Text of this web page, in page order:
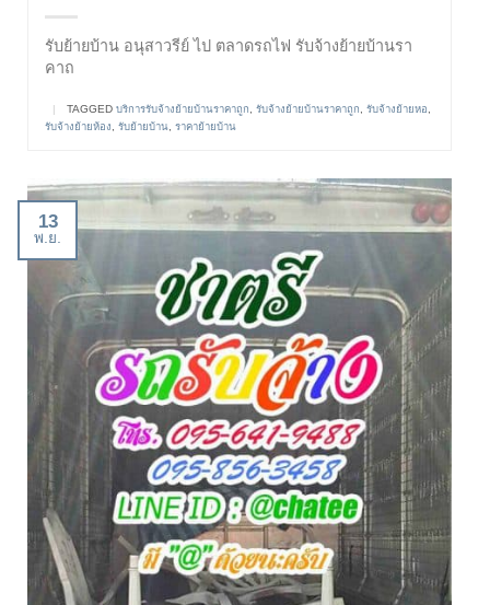
รับย้ายบ้าน อนุสาวรีย์ ไป ตลาดรถไฟ รับจ้างย้ายบ้านรา
คาถ
TAGGED บริการรับจ้างย้ายบ้านราคาถูก, รับจ้างย้ายบ้านราคาถูก, รับจ้างย้ายหอ,
รับจ้างย้ายห้อง, รับย้ายบ้าน, ราคาย้ายบ้าน
13
พ.ย.